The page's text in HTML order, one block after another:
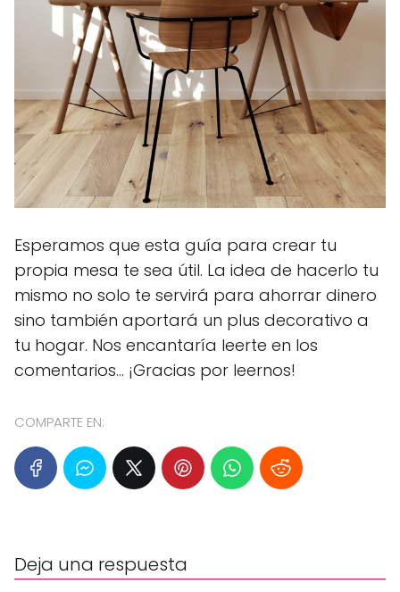
Esperamos que esta guía para crear tu
propia mesa te sea útil. La idea de hacerlo tu
mismo no solo te servirá para ahorrar dinero
sino también aportará un plus decorativo a
tu hogar. Nos encantaría leerte en los
comentarios... ¡Gracias por leernos!
COMPARTE EN:
Deja una respuesta